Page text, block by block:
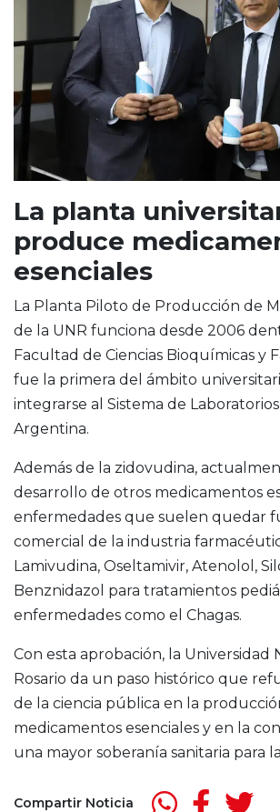
La planta
produce
esenciales
La Planta Piloto de Producción de
de la UNR funciona desde 2006
Facultad de Ciencias Bioquímicas y
fue la primera del ámbito
integrarse al Sistema de
Argentina.
Además de la zidovudina,
desarrollo de otros medicamentos
enfermedades que suelen quedar
comercial de la industria
Lamivudina, Oseltamivir, Atenolol,
Benznidazol para tratamientos
enfermedades como el Chagas.
Con esta aprobación, la Universidad
Rosario da un paso histórico que
de la ciencia pública en la
medicamentos esenciales y en la
una mayor soberanía sanitaria para
Compartir Noticia